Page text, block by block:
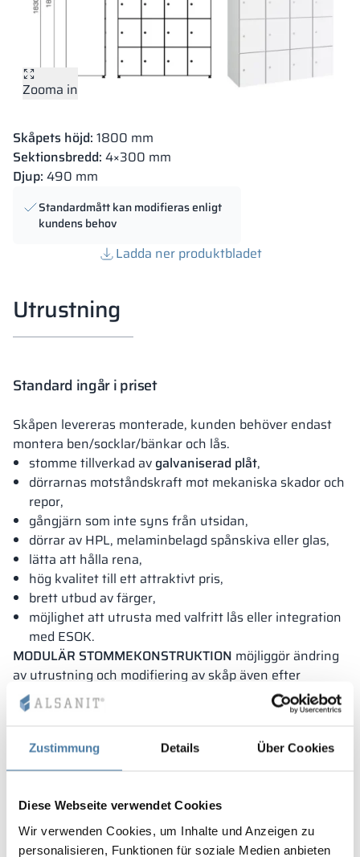
Zustimmung Details Über Cookies
Diese Webseite verwendet Cookies
Wir verwenden Cookies, um Inhalte und Anzeigen zu
personalisieren, Funktionen für soziale Medien anbieten
Zooma in
Skåpets höjd: 1800 mm
Sektionsbredd: 4×300 mm
Djup: 490 mm
Standardmått kan modifieras enligt
kundens behov
Ladda ner produktbladet
Utrustning
Standard ingår i priset
Skåpen levereras monterade, kunden behöver endast
montera ben/socklar/bänkar och lås.
stomme tillverkad av galvaniserad plåt,
dörrarnas motståndskraft mot mekaniska skador och
repor,
gångjärn som inte syns från utsidan,
dörrar av HPL, melaminbelagd spånskiva eller glas,
lätta att hålla rena,
hög kvalitet till ett attraktivt pris,
brett utbud av färger,
möjlighet att utrusta med valfritt lås eller integration
med ESOK.
MODULÄR STOMMEKONSTRUKTION möjliggör ändring
av utrustning och modifiering av skåp även efter
leverans.
Lösningen har anmälts för skydd hos Patentverket.